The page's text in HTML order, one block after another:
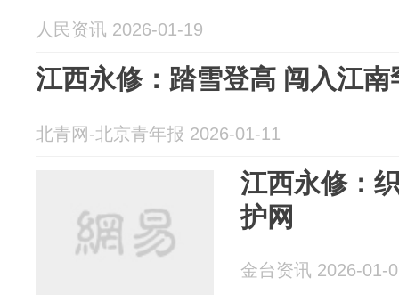
人民资讯 2026-01-19
江西永修：踏雪登高 闯入江
北青网-北京青年报 2026-01-11
江西永修：
护网
金台资讯 2026-01-